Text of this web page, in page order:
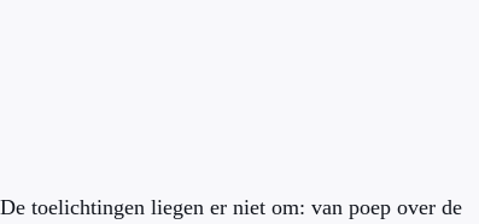
De toelichtingen liegen er niet om: van poep over de